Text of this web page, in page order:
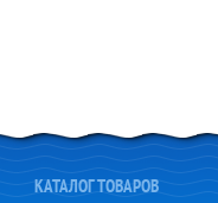
КАТАЛОГ ТОВАРОВ